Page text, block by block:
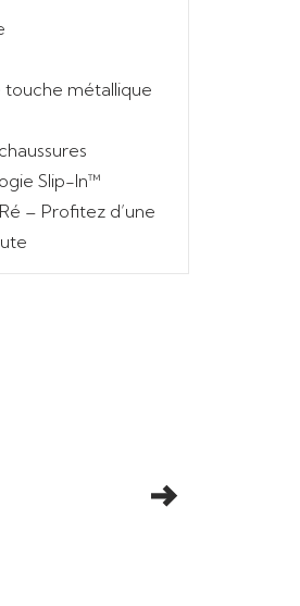
touche métallique
chaussures
Slip-In™
– Profitez d’une